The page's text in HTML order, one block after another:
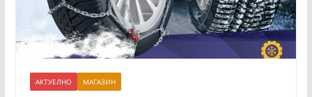
АКТУЕЛНО МАГАЗИН